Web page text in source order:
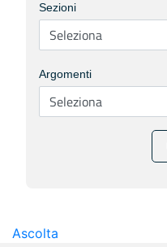
Sezioni
Argomenti
Ascolta